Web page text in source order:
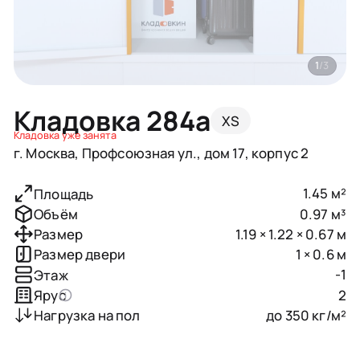
Кладовка 284a XS
Кладовка уже занята
г. Москва, Профсоюзная ул., дом 17, корпус 2
1/3
Площадь
1.45 м²
Объём
0.97 м³
Размер
1.19 × 1.22 × 0.67 м
Размер двери
1 × 0.6 м
Этаж
-1
Ярус
2
Нагрузка на пол
до 350 кг/м²